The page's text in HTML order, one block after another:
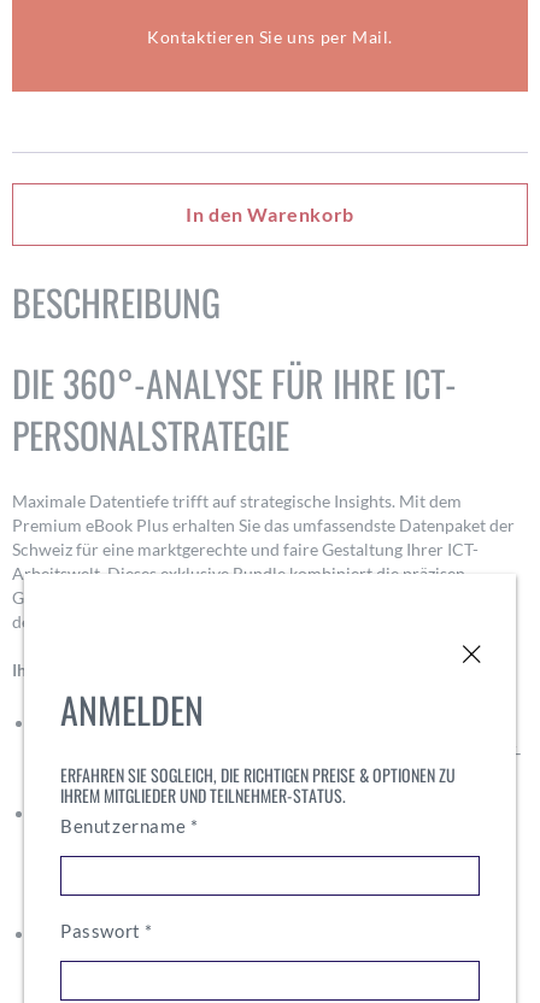
Kontaktieren Sie uns per Mail.
eBook
Menge
In den Warenkorb
BESCHREIBUNG
DIE 360°-ANALYSE FÜR IHRE ICT-
PERSONALSTRATEGIE
Maximale Datentiefe trifft auf strategische Insights. Mit dem
Premium eBook Plus erhalten Sie das umfassendste Datenpaket der
Schweiz für eine marktgerechte und faire Gestaltung Ihrer ICT-
Arbeitswelt. Dieses exklusive Bundle kombiniert die präzisen
Gehaltsdaten des Premium-Reports mit den qualitativen Analysen
des
Ihre exklusiven Vorteile im Bundle:
Vollständige Transparenz über alle Rollen & Levels:
Zugriff auf detaillierte Daten für rund 50 verschiedene ICT-
Rollen mit bis zu 9 Levels.
Management-Levels (Level M1–M4).
Umfassende Lohnbestandteile:
Basissalär, sondern auch zu variablen Vergütungen,
ANMELDEN
ERFAHREN SIE SOGLEICH, DIE RICHTIGEN PREISE & OPTIONEN ZU
IHREM MITGLIEDER UND TEILNEHMER-STATUS.
Benutzername *
Passwort *